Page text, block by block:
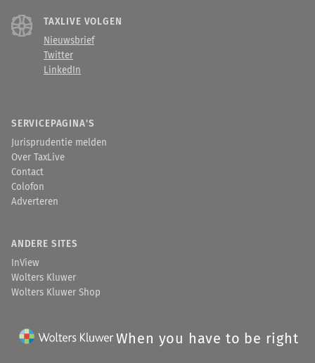
TAXLIVE VOLGEN
Nieuwsbrief
Twitter
LinkedIn
SERVICEPAGINA'S
Jurisprudentie melden
Over TaxLive
Contact
Colofon
Adverteren
ANDERE SITES
InView
Wolters Kluwer
Wolters Kluwer Shop
When you have to be right